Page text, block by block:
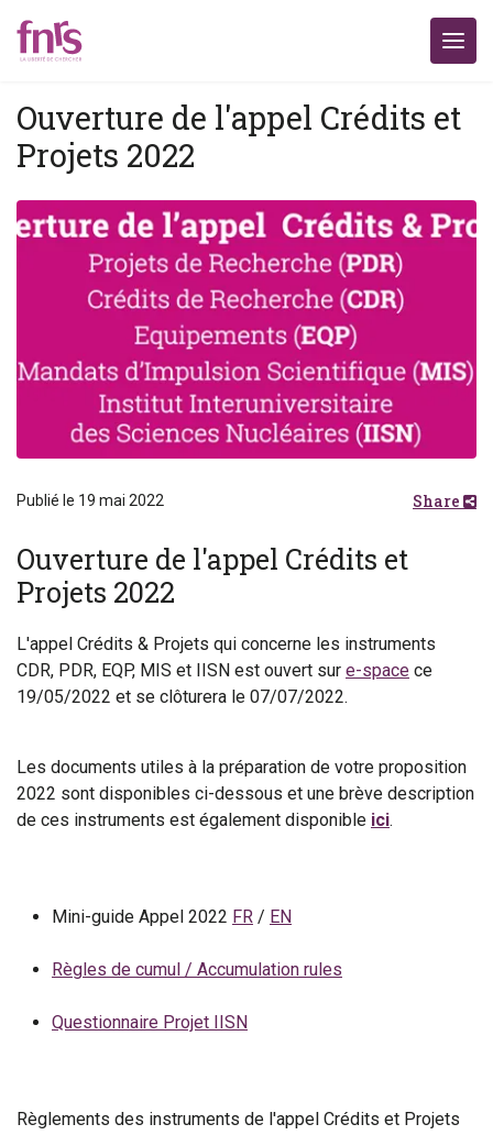
Ouverture de l'appel Crédits et
Projets 2022
Publié le 19 mai 2022 Share
Ouverture de l'appel Crédits et
Projets 2022
L'appel Crédits & Projets qui concerne les instruments
CDR, PDR, EQP, MIS et IISN est ouvert sur e-space ce
19/05/2022 et se clôturera le 07/07/2022.
Les documents utiles à la préparation de votre proposition
2022 sont disponibles ci-dessous et une brève description
de ces instruments est également disponible ici.
Mini-guide Appel 2022 FR / EN
Règles de cumul / Accumulation rules
Questionnaire Projet IISN
Règlements des instruments de l'appel Crédits et Projets